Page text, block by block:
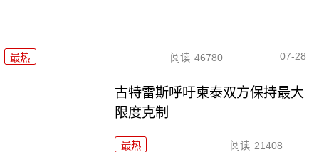
最热 阅读 46780 07-28
古特雷斯呼吁柬泰双方保持最大
限度克制
最热 阅读 21408